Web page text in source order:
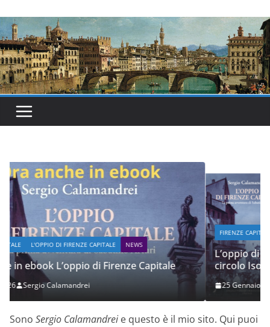
FIRENZE CAPITALE L'OPPIO DI FIRENZE CAPITALE NEWS
L’oppio di Firenze Capitale il 30 gennaio presso il
circolo Isolotto “Paolo Pampaloni APS”
25 Gennaio 2026
Sono Sergio Calamandrei e questo è il mio sito. Qui puoi